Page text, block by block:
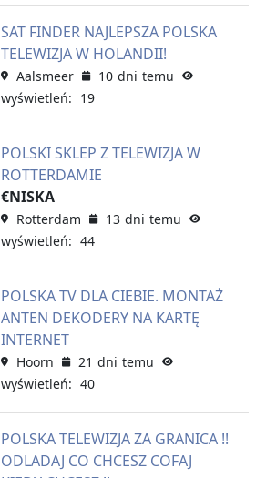
SAT FINDER NAJLEPSZA POLSKA
TELEWIZJA W HOLANDII!
Aalsmeer
10 dni temu
wyświetleń: 19
POLSKI SKLEP Z TELEWIZJA W
ROTTERDAMIE
€NISKA
Rotterdam
13 dni temu
wyświetleń: 44
POLSKA TV DLA CIEBIE. MONTAŻ
ANTEN DEKODERY NA KARTĘ
INTERNET
Hoorn
21 dni temu
wyświetleń: 40
POLSKA TELEWIZJA ZA GRANICA !!
ODLADAJ CO CHCESZ COFAJ